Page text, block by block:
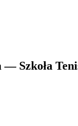
— Szkoła